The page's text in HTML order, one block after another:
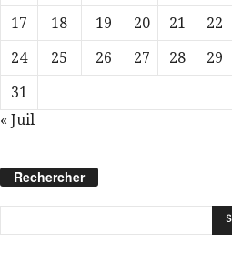
17 18 19 20 21 22
24
25 26 27 28 29
31
« Juil
Rechercher